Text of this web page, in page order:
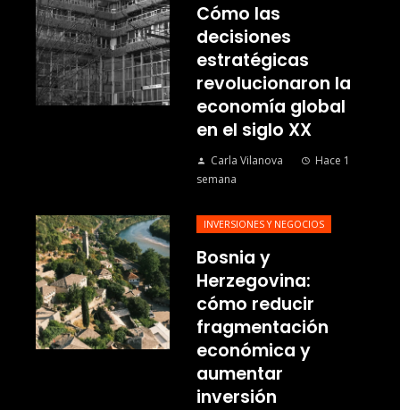
Cómo las
decisiones
estratégicas
revolucionaron la
economía global
en el siglo XX
Carla Vilanova
Hace 1
semana
INVERSIONES Y NEGOCIOS
Bosnia y
Herzegovina:
cómo reducir
fragmentación
económica y
aumentar
inversión